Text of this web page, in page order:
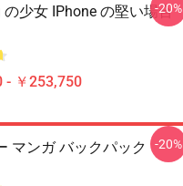
少女 IPhone の堅い場合
- ￥253,750
-20%
マンガ バックパック
-20%